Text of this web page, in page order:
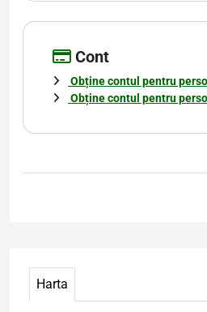
Cont
Obține contul pentru
Obține contul pentru
Harta